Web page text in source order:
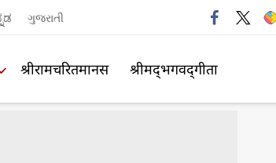
ગુજરાતી
श्रीरामचरितमानस श्रीमद्‍भगवद्‍गीता